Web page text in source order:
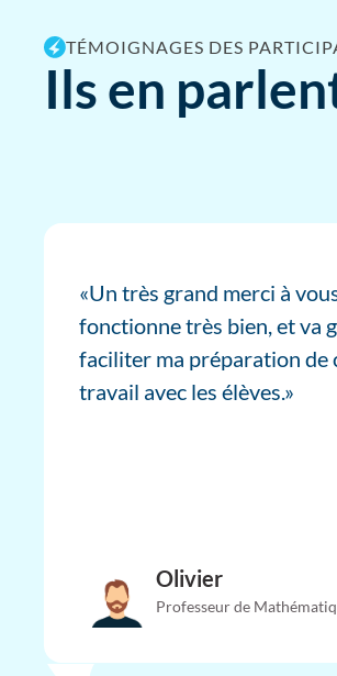
TÉMOIGNAGES DES
Ils en
«Un très grand merci à
fonctionne très bien, et va
faciliter ma préparation de
travail avec les élèves.»
Olivier
Professeur de